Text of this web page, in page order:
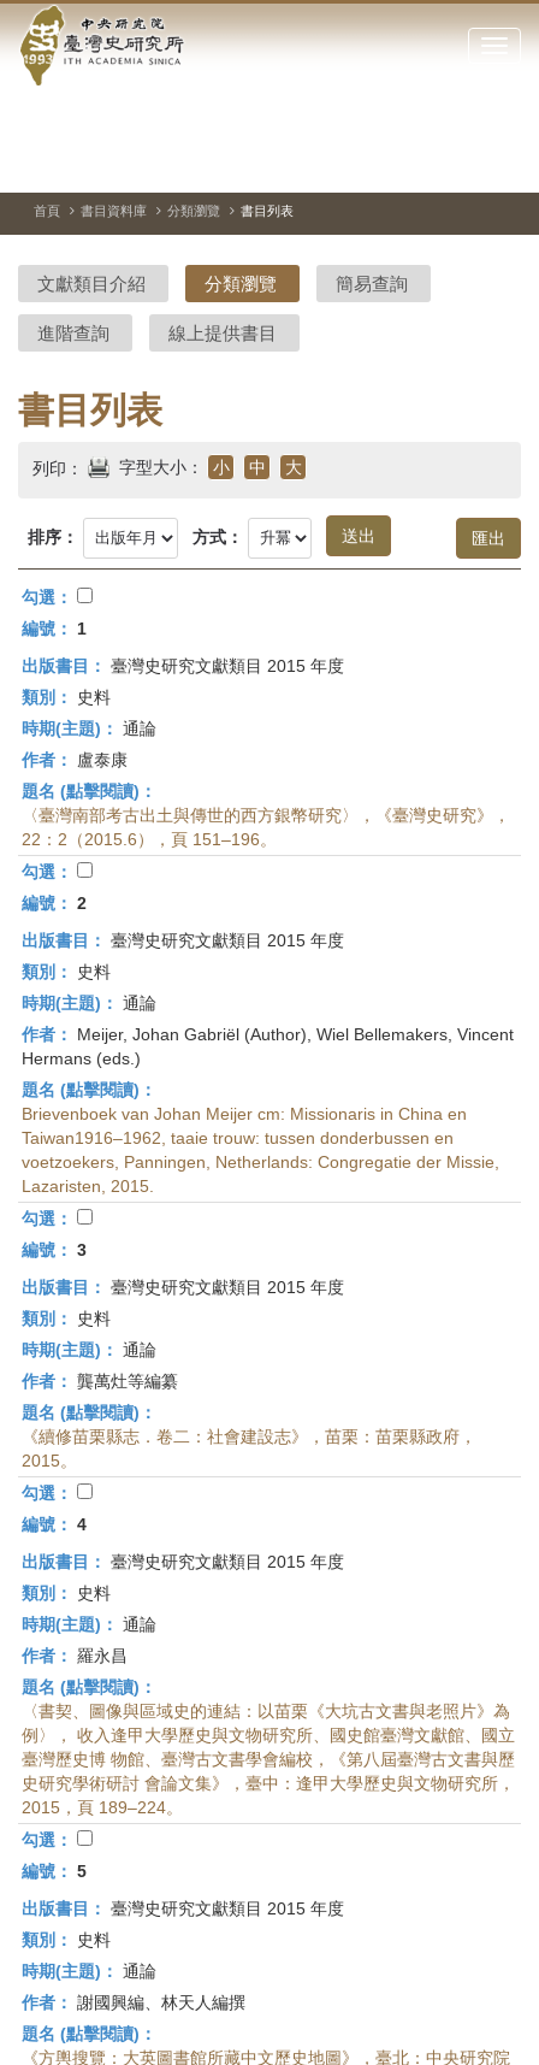
到中
央
院-
臺
灣
史
研
究
首
頁
點
閉
站
停、
圖
圖
結
首頁 書目資料庫 分類瀏覽 書目列表
文獻類目介紹 分類瀏覽 簡易查詢
進階查詢 線上提供書目
書目列表
列印： 字型大小： 小 中 大
排序： 方式：
勾選：
編號：
1
出版書目： 臺灣史研究文獻類目 2015 年度
類別：
史料
時期(主題)： 通論
作者：
盧泰康
題名 (點擊閱讀)：
〈臺灣南部考古出土與傳世的西方銀幣研究〉，《臺灣史研究》，
22：2（2015.6），頁 151–196。
勾選：
編號： 2
出版書目： 臺灣史研究文獻類目 2015 年度
類別：
史料
時期(主題)： 通論
作者：
Meijer, Johan Gabriël (Author), Wiel Bellemakers, Vincent
Hermans (eds.)
題名 (點擊閱讀)：
Brievenboek van Johan Meijer cm: Missionaris in China en
Taiwan1916–1962, taaie trouw: tussen donderbussen en
voetzoekers, Panningen, Netherlands: Congregatie der Missie,
Lazaristen, 2015.
勾選：
編號： 3
出版書目： 臺灣史研究文獻類目 2015 年度
類別：
史料
時期(主題)： 通論
作者： 龔萬灶等編纂
題名 (點擊閱讀)：
《續修苗栗縣志．卷二：社會建設志》，苗栗：苗栗縣政府，
2015。
勾選：
編號： 4
出版書目： 臺灣史研究文獻類目 2015 年度
類別：
史料
時期(主題)： 通論
作者： 羅永昌
題名 (點擊閱讀)：
〈書契、圖像與區域史的連結：以苗栗《大坑古文書與老照片》為
例〉， 收入逢甲大學歷史與文物研究所、國史館臺灣文獻館、國立
臺灣歷史博 物館、臺灣古文書學會編校，《第八屆臺灣古文書與歷
史研究學術研討 會論文集》，臺中：逢甲大學歷史與文物研究所，
2015，頁 189–224。
勾選：
編號： 5
出版書目： 臺灣史研究文獻類目 2015 年度
類別：
史料
時期(主題)： 通論
作者： 謝國興編、林天人編撰
題名 (點擊閱讀)：
《方輿搜覽：大英圖書館所藏中文歷史地圖》，臺北：中央研究院